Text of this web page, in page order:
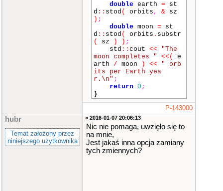
double earth = st
d :: stod ( orbits , & sz
) ;
double moon = st
d :: stod ( orbits . substr
(
sz ) ) ;
std :: cout <<
"The
moon completes "
<< (
e
arth / moon ) <<
" orb
its per Earth yea
r.\n" ;
return 0 ;
}
P-143000
hubr
Temat założony przez
niniejszego użytkownika
» 2016-01-07 20:06:13
Nic nie pomaga, uwzięło się to
na mnie,
Jest jakaś inna opcja zamiany
tych zmiennych?